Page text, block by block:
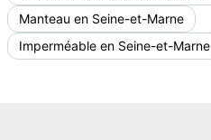
Manteau en Seine-et-Marne
Imperméable en Seine-et-Marne